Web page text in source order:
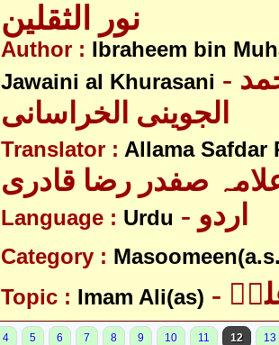
نور الثقلین
Author : Ibraheem bin
Jawaini al Khurasani - ابراھیم بن محمد
الجوینی الخراسانی
Translator : Allama Safdar
صفدر رضا قادری
Language : Urdu - اردو
Category :
Topic : Imam Ali(as)
4 5 6 7 8 9 10 11 12
13